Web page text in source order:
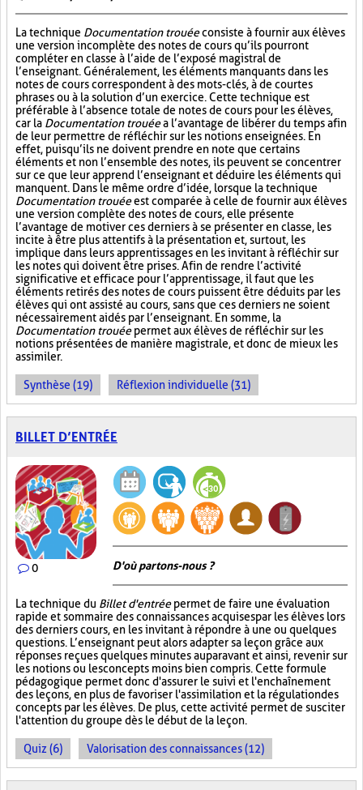
La technique Documentation trouéeconsiste à fournir aux élèves
une version incomplète des notes de cours qu’ils pourront
compléter en classe à l’aide de l’exposé magistral de
l’enseignant. Généralement, les éléments manquants dans les
notes de cours correspondent à des mots-clés, à de courtes
phrases ou à la solution d’un exercice. Cette technique est
préférable à l’absence totale de notes de cours pour les élèves,
car la Documentation trouéea l’avantage de libérer du temps afin
de leur permettre de réfléchir sur les notions enseignées. En
effet, puisqu’ils ne doivent prendre en note que certains
éléments et non l’ensemble des notes, ils peuvent se concentrer
sur ce que leur apprend l’enseignant et déduire les éléments qui
manquent. Dans le même ordre d’idée, lorsque la technique
Documentation trouéeest comparée à celle de fournir aux élèves
une version complète des notes de cours, elle présente
l’avantage de motiver ces derniers à se présenter en classe, les
incite à être plus attentifs à la présentation et, surtout, les
implique dans leurs apprentissages en les invitant à réfléchir sur
les notes qui doivent être prises. Afin de rendre l’activité
significative et efficace pour l’apprentissage, il faut que les
éléments retirés des notes de cours puissent être déduits par les
élèves qui ont assisté au cours, sans que ces derniers ne soient
nécessairement aidés par l’enseignant. En somme, la
Documentation trouéepermet aux élèves de réfléchir sur les
notions présentées de manière magistrale, et donc de mieux les
assimiler.
Synthèse (19) Réflexion individuelle (31)
BILLET D’ENTRÉE
0 D'où partons-nous ?
La technique du Billet d'entréepermet de faire une évaluation
rapide et sommaire des connaissances acquises par les élèves lors
des derniers cours, en les invitant à répondre à une ou quelques
questions. L’enseignant peut alors adapter sa leçon grâce aux
réponses reçues quelques minutes auparavant et ainsi, revenir sur
les notions ou les concepts moins bien compris. Cette formule
pédagogique permet donc d'assurer le suivi et l'enchaînement
des leçons, en plus de favoriser l'assimilation et la régulation des
concepts par les élèves. De plus, cette activité permet de susciter
l'attention du groupe dès le début de la leçon.
Quiz (6) Valorisation des connaissances (12)